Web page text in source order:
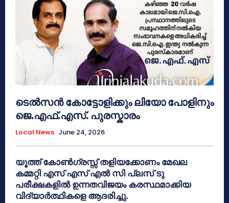
ടെൽസൻ കോട്ടോളിക്കും ലിയോ പോളിനും
ജെ.എഫ്.എസ്. പുരസ്കാരം
Local News June 24, 2026
യൂത്ത് കോൺഗ്രസ്സ് തളിയക്കോണം മേഖല
കമ്മറ്റി എസ് എസ് എൽ സി പ്ലസ് ടു
പരീക്ഷകളിൽ ഉന്നതവിജയം കരസ്ഥമാക്കിയ
വിദ്യാർത്ഥികളെ ആദരിച്ചു.